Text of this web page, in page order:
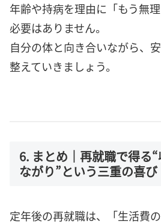
年齢や持病を理由に「もう無
必要はありません。
自分の体と向き合いながら、
整えていきましょう。
6. まとめ｜再就職で得る
ながり”という三重の喜び
定年後の再就職は、「生活費